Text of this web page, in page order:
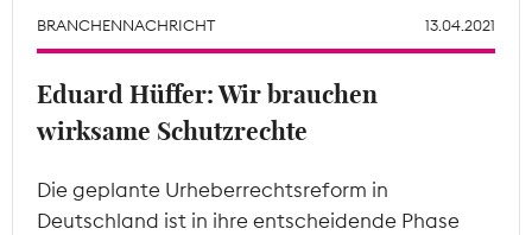
Mitgliederbereich
BRANCHENNACHRICHT 13.04.2021
Eduard Hüffer: Wir brauchen
wirksame Schutzrechte
Die geplante Urheberrechtsreform in
Deutschland ist in ihre entscheidende Phase